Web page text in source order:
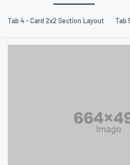
Tab 4 - Card 2x2 Section Layout Tab